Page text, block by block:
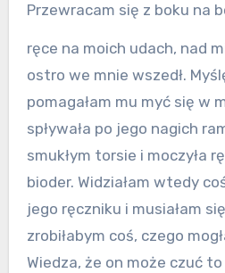
Przewracam się z boku na
ręce na moich udach, nad
ostro we mnie wszedł.
pomagałam mu myć się w
spływała po jego nagich
smukłym torsie i moczyła
bioder. Widziałam wtedy
jego ręczniku i musiałam
zrobiłabym coś, czego
Wiedza, że on może czuć